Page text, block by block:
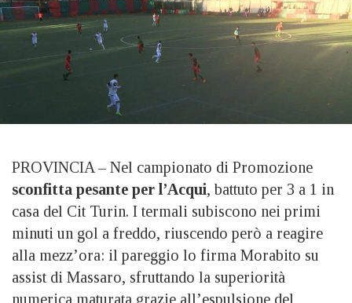
PROVINCIA – Nel campionato di Promozione
sconfitta pesante per l’Acqui, battuto per 3 a 1 in
casa del Cit Turin. I termali subiscono nei primi
minuti un gol a freddo, riuscendo però a reagire
alla mezz’ora: il pareggio lo firma Morabito su
assist di Massaro, sfruttando la superiorità
numerica maturata grazie all’espulsione del